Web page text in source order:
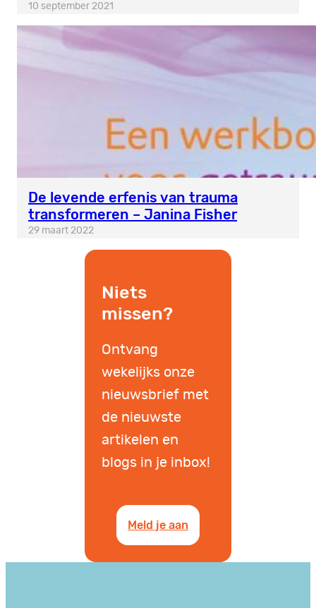
10 september 2021
De levende erfenis van trauma
transformeren – Janina Fisher
29 maart 2022
Niets
missen?
Ontvang
wekelijks onze
nieuwsbrief met
de nieuwste
artikelen en
blogs in je inbox!
Meld je aan